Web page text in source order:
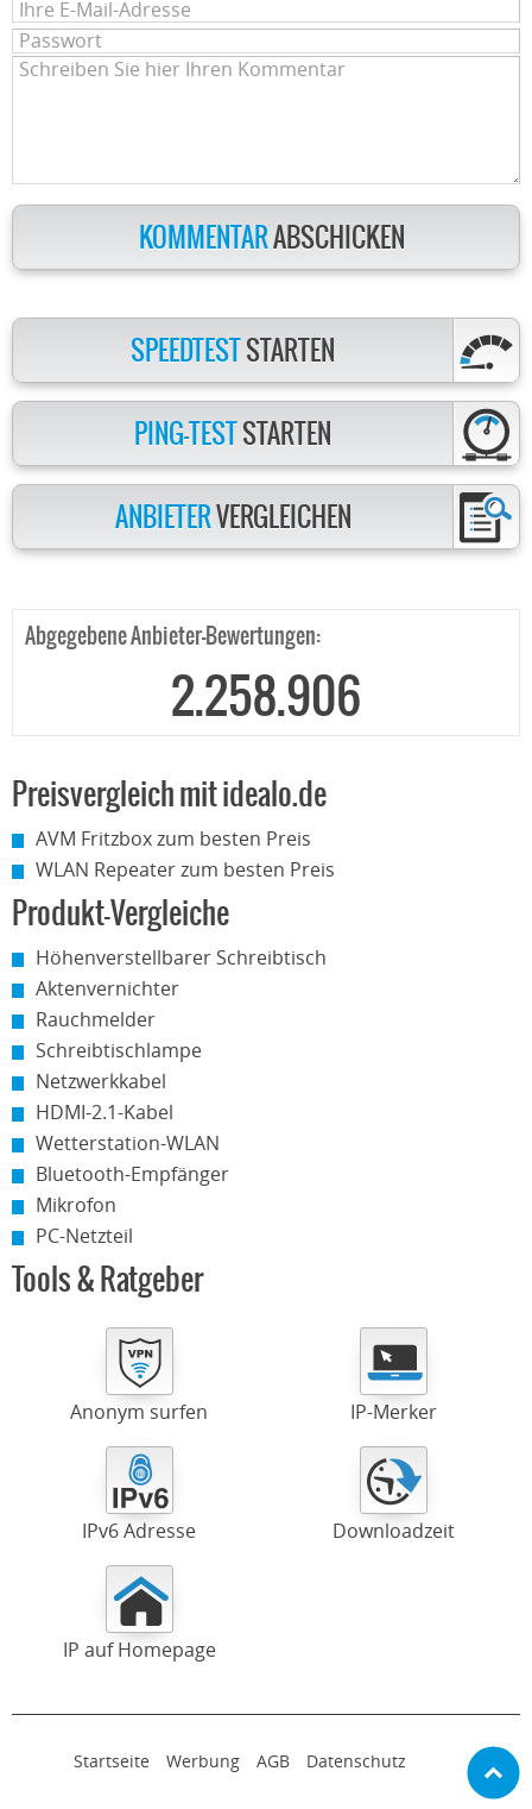
KOMMENTARABSCHICKEN
SPEEDTESTSTARTEN
PING-TESTSTARTEN
ANBIETERVERGLEICHEN
Abgegebene Anbieter-Bewertungen:
2.258.906
Preisvergleich mit idealo.de
AVM Fritzbox zum besten Preis
WLAN Repeater zum besten Preis
Produkt-Vergleiche
Höhenverstellbarer Schreibtisch
Aktenvernichter
Rauchmelder
Schreibtischlampe
Netzwerkkabel
HDMI-2.1-Kabel
Wetterstation-WLAN
Bluetooth-Empfänger
Mikrofon
PC-Netzteil
Tools & Ratgeber
Anonym surfen IP-Merker
IPv6 Adresse Downloadzeit
IP auf Homepage
Startseite Werbung AGB Datenschutz